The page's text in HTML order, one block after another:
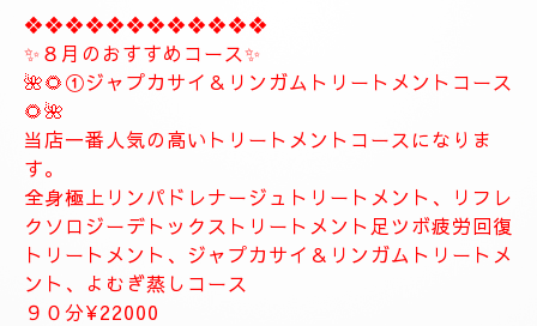
トリートメント致します
リフレクソロジーデトックストリートメント足ツボ疲
労回復トリートメント長めに致します、よむぎ蒸しト
リートメント致します。
とにかくお体がだるい方は是非おすすめ致します。
お体が軽くなり、とても癒されます。
精神的にお疲れの方におすすめ致します。
１２０分⇒¥30000⇒¥27000
１５０分⇒¥35000⇒¥33000
❖❖❖❖❖❖❖